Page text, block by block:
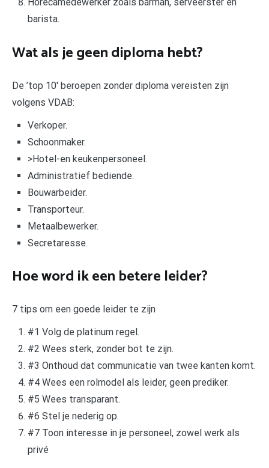
barista.
Wat als je geen diploma hebt?
De ’top 10′ beroepen zonder diploma vereisten zijn
volgens VDAB:
Verkoper.
Schoonmaker.
>Hotel-en keukenpersoneel.
Administratief bediende.
Bouwarbeider.
Transporteur.
Metaalbewerker.
Secretaresse.
Hoe word ik een betere leider?
7 tips om een goede leider te zijn
#1 Volg de platinum regel.
#2 Wees sterk, zonder bot te zijn.
#3 Onthoud dat communicatie van twee kanten komt.
#4 Wees een rolmodel als leider, geen prediker.
#5 Wees transparant.
#6 Stel je nederig op.
#7 Toon interesse in je personeel, zowel werk als
privé